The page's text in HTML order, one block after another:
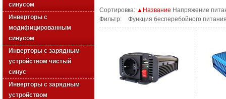
синусом
Инверторы с
модифицированным
синусом
Инверторы с зарядным
устройством чистый
синус
Инверторы с зарядным
устройством
Сортировка: ▲Название Напряжение
Фильтр:
Функция бесперебойного